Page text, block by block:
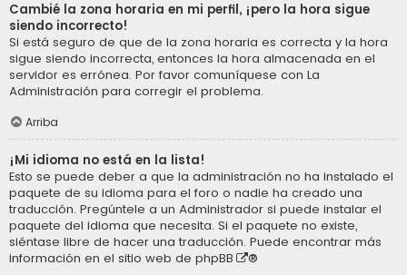
Cambié la zona horaria en mi perfil, ¡pero la hora sigue
siendo incorrecto!
Si está seguro de que de la zona horaria es correcta y la hora
sigue siendo incorrecta, entonces la hora almacenada en el
servidor es errónea. Por favor comuníquese con La
Administración para corregir el problema.
Arriba
¡Mi idioma no está en la lista!
Esto se puede deber a que la administración no ha instalado el
paquete de su idioma para el foro o nadie ha creado una
traducción. Pregúntele a un Administrador si puede instalar el
paquete del idioma que necesita. Si el paquete no existe,
siéntase libre de hacer una traducción. Puede encontrar más
información en el sitio web de phpBB ®